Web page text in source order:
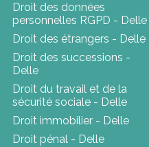
Droit des données
personnelles RGPD - Delle
Droit des étrangers - Delle
Droit des successions -
Delle
Droit du travail et de la
sécurité sociale - Delle
Droit immobilier - Delle
Droit pénal - Delle